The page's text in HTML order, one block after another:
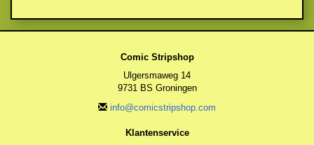
Comic Stripshop
Ulgersmaweg 14
9731 BS Groningen
info@comicstripshop.com
Klantenservice